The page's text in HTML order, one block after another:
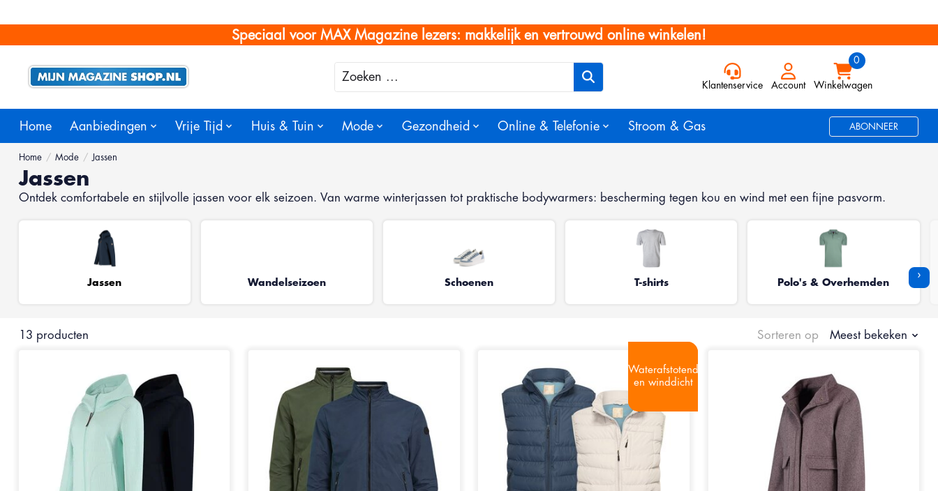
Speciaal voor MAX Magazine lezers: makkelijk en vertrouwd online winkelen!
Zoeken
Klantenservice Account Winkelwagen
Home Aanbiedingen Vrije Tijd Huis & Tuin Mode Gezondheid Online & Telefonie Stroom & Gas ABONNEER
Home / Mode / Jassen
Jassen
Ontdek comfortabele en stijlvolle jassen voor elk seizoen. Van warme winterjassen tot praktische bodywarmers: bescherming tegen kou en wind met een fijne pasvorm.
Jassen Wandelseizoen Schoenen T-shirts Polo's & Overhemden
›
13 producten Sorteren op Meest bekeken
Waterafstotend
en winddicht
Waterafstotend
en winddicht